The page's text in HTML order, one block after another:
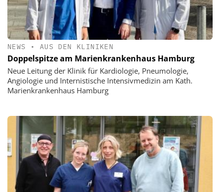
NEWS • AUS DEN KLINIKEN
Doppelspitze am Marienkrankenhaus Hamburg
Neue Leitung der Klinik für Kardiologie, Pneumologie,
Angiologie und Internistische Intensivmedizin am Kath.
Marienkrankenhaus Hamburg